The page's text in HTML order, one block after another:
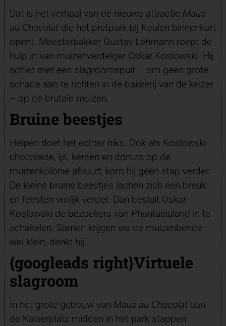
Dat is het verhaal van de nieuwe attractie Maus
au Chocolatdie het pretpark bij Keulen binnenkort
opent. Meesterbakker Gustav Lehmann roept de
hulp in van muizenverdelger Oskar Koslowski. Hij
schiet met een slagroomspuit – om geen grote
schade aan te richten in de bakkerij van de keizer
– op de brutale muizen.
Bruine beestjes
Helpen doet het echter niks. Ook als Koslowski
chocolade, ijs, kersen en donuts op de
muizenkolonie afvuurt, kom hij geen stap verder.
De kleine bruine beestjes lachen zich een breuk
en feesten vrolijk verder. Dan besluit Oskar
Koslowski de bezoekers van Phantasialand in te
schakelen. Samen krijgen we de muizenbende
wel klein, denkt hij.
{googleads right}Virtuele
slagroom
In het grote gebouw van Maus au Chocolataan
de Kaiserplatz midden in het park stappen